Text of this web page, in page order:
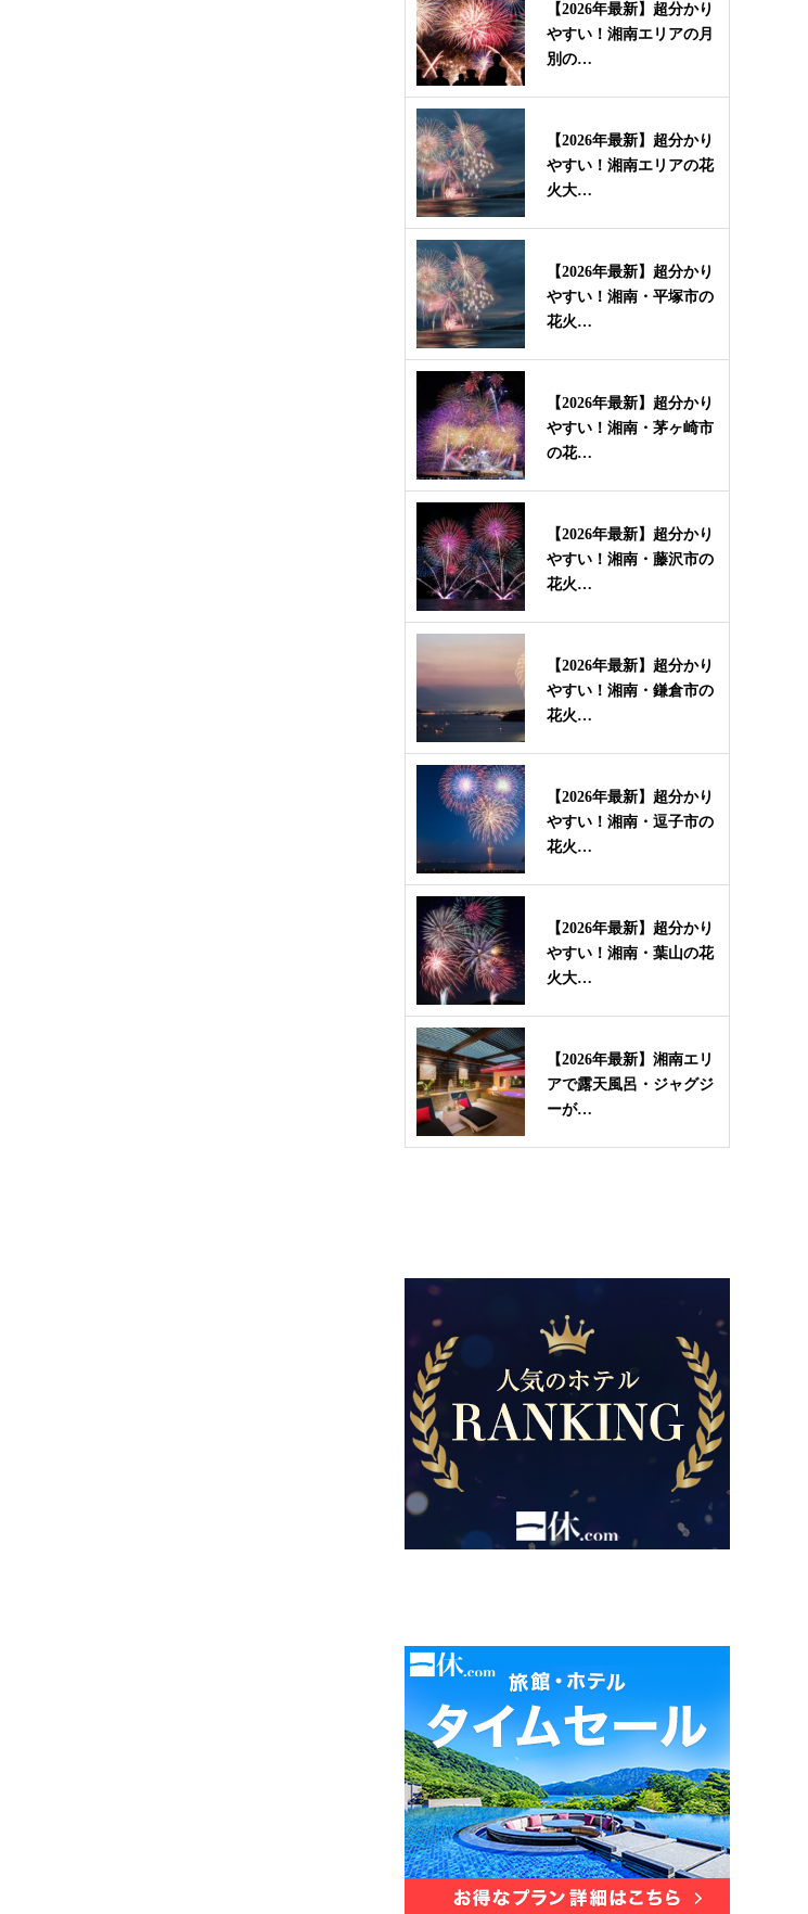
【2026年最新】超分かり
やすい！湘南エリアの月
別の…
【2026年最新】超分かり
やすい！湘南エリアの花
火大…
【2026年最新】超分かり
やすい！湘南・平塚市の
花火…
【2026年最新】超分かり
やすい！湘南・茅ヶ崎市
の花…
【2026年最新】超分かり
やすい！湘南・藤沢市の
花火…
【2026年最新】超分かり
やすい！湘南・鎌倉市の
花火…
【2026年最新】超分かり
やすい！湘南・逗子市の
花火…
【2026年最新】超分かり
やすい！湘南・葉山の花
火大…
【2026年最新】湘南エリ
アで露天風呂・ジャグジ
ーが…